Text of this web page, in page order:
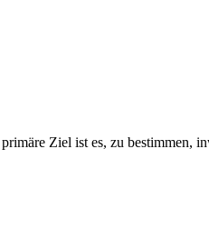
Ziel ist es, zu bestimmen,